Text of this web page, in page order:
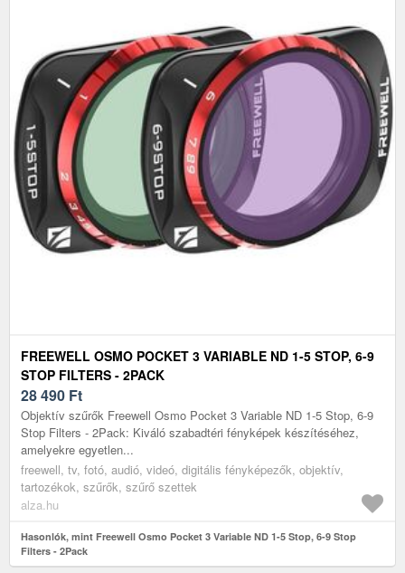
FREEWELL OSMO POCKET 3 VARIABLE ND 1-5 STOP, 6-9
STOP FILTERS - 2PACK
28 490 Ft
Objektív szűrők Freewell Osmo Pocket 3 Variable ND 1-5 Stop, 6-9
Stop Filters - 2Pack: Kiváló szabadtéri fényképek készítéséhez,
amelyekre egyetlen...
freewell, tv, fotó, audió, videó, digitális fényképezők, objektív,
tartozékok, szűrők, szűrő szettek
alza.hu
Hasonlók, mint Freewell Osmo Pocket 3 Variable ND 1-5 Stop, 6-9 Stop
Filters - 2Pack